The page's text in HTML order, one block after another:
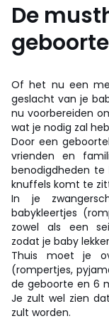
De
Of het nu een
geslacht van je
nu voorbereiden
wat je nodig zal
Door een
vrienden en
benodigdheden
knuffels komt te
In je
babykleertjes
zowel als een
zodat je baby
Thuis moet je
(rompertjes,
de geboorte en 6
Je zult wel zien
zult worden.